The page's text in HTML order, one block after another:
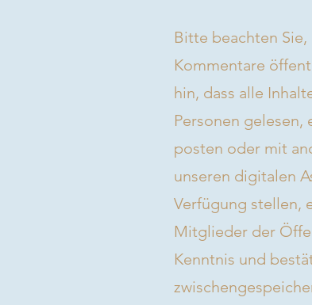
Bitte beachten
Kommentare
hin, dass alle
Personen
posten oder mit
unseren digitalen
Verfügung stellen,
Mitglieder der
Kenntnis und